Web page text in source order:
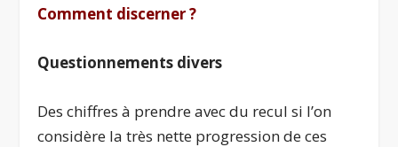
Comment discerner ?
Questionnements divers
Des chiffres à prendre avec du recul si l’on
considère la très nette progression de ces